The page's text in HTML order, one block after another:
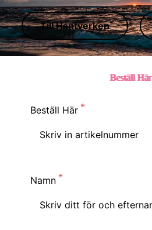
Till Hantverken
Beställ Här
Beställ Här
Namn